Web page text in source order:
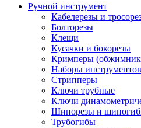
Ручной инструмент
Кабелерезы и
Болторезы
Клещи
Кусачки и бокорезы
Кримперы
Наборы инструментов
Стрипперы
Ключи трубные
Ключи
Шинорезы и
Трубогибы